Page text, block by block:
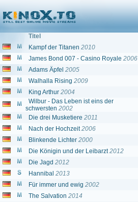
Titel
Kampf der Titanen 2010
James Bond 007 - Casino Royale 2006
Adams Äpfel 2005
Walhalla Rising 2009
King Arthur 2004
Wilbur - Das Leben ist eins der
schwersten 2002
Die drei Musketiere 2011
Nach der Hochzeit 2006
Blinkende Lichter 2000
Die Königin und der Leibarzt 2012
Die Jagd 2012
Hannibal 2013
Für immer und ewig 2002
The Salvation 2014